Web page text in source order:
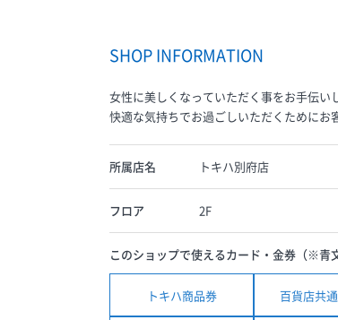
SHOP INFORMATION
女性に美しくなっていただく事をお手伝い
快適な気持ちでお過ごしいただくためにお
所属店名 トキハ別府店
フロア 2F
このショップで使えるカード・金券（※青
トキハ商品券 百貨店共